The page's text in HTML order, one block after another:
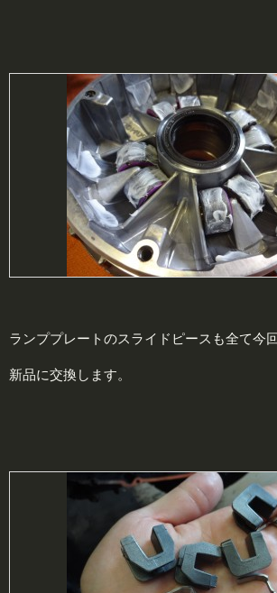
ランププレートのスライドピースも全て今
新品に交換します。